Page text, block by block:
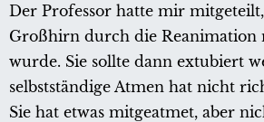
Der Professor hatte mir mitgeteilt,
Großhirn durch die Reanimation
wurde. Sie sollte dann extubiert
selbstständige Atmen hat nicht
Sie hat etwas mitgeatmet, aber